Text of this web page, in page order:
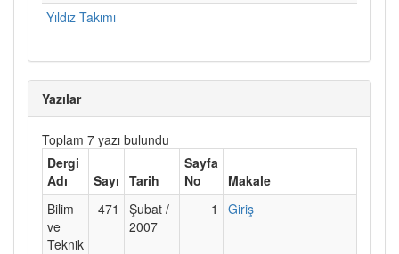
Yıldız Takımı
Yazılar
Toplam 7 yazı bulundu
Dergi
Adı
Sayı Tarih
Sayfa
No
Makale
Bilim
ve
Teknik
471
Şubat /
2007
1 Giriş